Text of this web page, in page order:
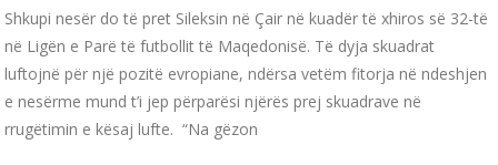
Shkupi nesër do të pret Sileksin në Çair në kuadër të xhiros së 32-të
në Ligën e Parë të futbollit të Maqedonisë. Të dyja skuadrat
luftojnë për një pozitë evropiane, ndërsa vetëm fitorja në ndeshjen
e nesërme mund t’i jep përparësi njërës prej skuadrave në
rrugëtimin e kësaj lufte. “Na gëzon